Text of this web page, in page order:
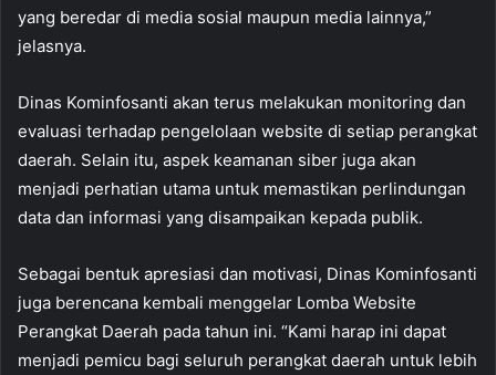
yang beredar di media sosial maupun media lainnya,”
jelasnya.
Dinas Kominfosanti akan terus melakukan monitoring dan
evaluasi terhadap pengelolaan website di setiap perangkat
daerah. Selain itu, aspek keamanan siber juga akan
menjadi perhatian utama untuk memastikan perlindungan
data dan informasi yang disampaikan kepada publik.
Sebagai bentuk apresiasi dan motivasi, Dinas Kominfosanti
juga berencana kembali menggelar Lomba Website
Perangkat Daerah pada tahun ini. “Kami harap ini dapat
menjadi pemicu bagi seluruh perangkat daerah untuk lebih